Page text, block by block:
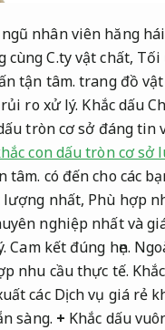
nhân viên hăng
cùng C.ty vật chất, Tối
tận tâm. trang đồ
ro xử lý. Khắc dấu
tròn cơ sở đáng tin
con dấu tròn cơ sở
tâm. có đến cho các
lượng nhất, Phù hợp
nghiệp nhất và
Cam kết đúng hẹn.
nhu cầu thực tế.
các Dịch vụ giá rẻ
sàng. + Khắc dấu